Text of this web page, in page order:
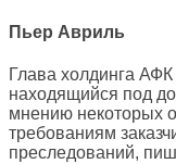
Пьер Авриль
Глава холдинга
находящийся под
мнению некоторых
требованиям
преследований,